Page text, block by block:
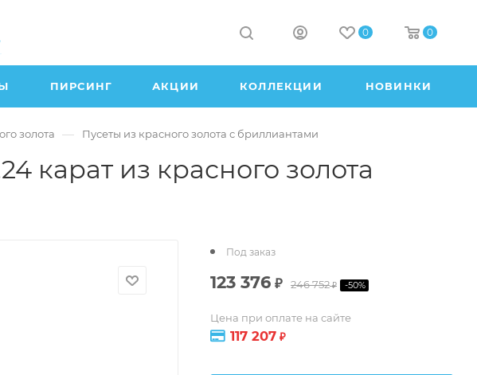
0 0
ПИРСИНГ АКЦИИ КОЛЛЕКЦИИ НОВИНКИ
золота — Пусеты из красного золота с бриллиантами
карат из красного золота
Под заказ
123 376 ₽ 246 752₽ -50%
Цена при оплате на сайте
117 207 ₽